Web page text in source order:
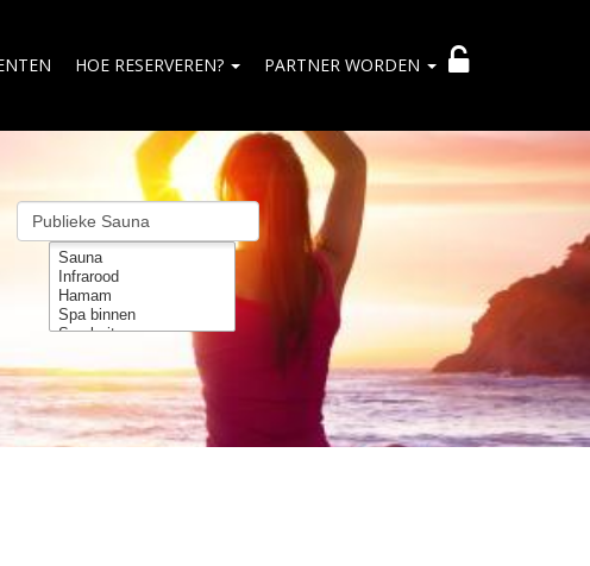
HOE RESERVEREN? PARTNER WORDEN